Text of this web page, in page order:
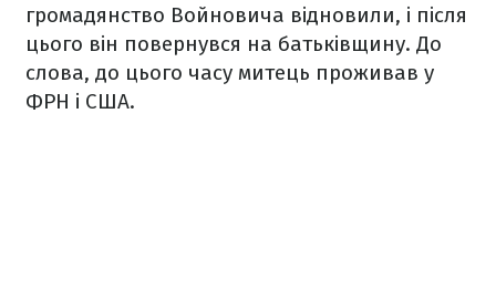
громадянство Войновича відновили, і після
цього він повернувся на батьківщину. До
слова, до цього часу митець проживав у
ФРН і США.